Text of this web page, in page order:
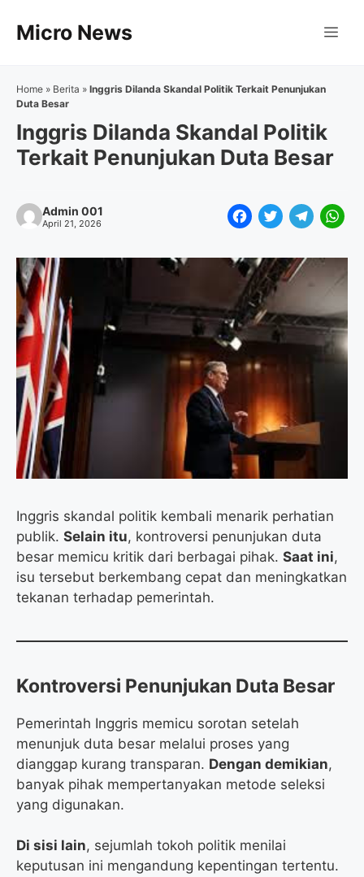
Micro News
Home » Berita » Inggris Dilanda Skandal Politik Terkait Penunjukan
Duta Besar
Inggris Dilanda Skandal Politik
Terkait Penunjukan Duta Besar
Admin 001
April 21, 2026
F
c
b
o
o
T
i
t
t
e
r
T
l
g
r
W
s
A
Inggris skandal politik kembali menarik perhatian
publik. Selain itu, kontroversi penunjukan duta
besar memicu kritik dari berbagai pihak. Saat ini,
isu tersebut berkembang cepat dan meningkatkan
tekanan terhadap pemerintah.
Kontroversi Penunjukan Duta Besar
Pemerintah Inggris memicu sorotan setelah
menunjuk duta besar melalui proses yang
dianggap kurang transparan. Dengan demikian,
banyak pihak mempertanyakan metode seleksi
yang digunakan.
Di sisi lain, sejumlah tokoh politik menilai
keputusan ini mengandung kepentingan tertentu.